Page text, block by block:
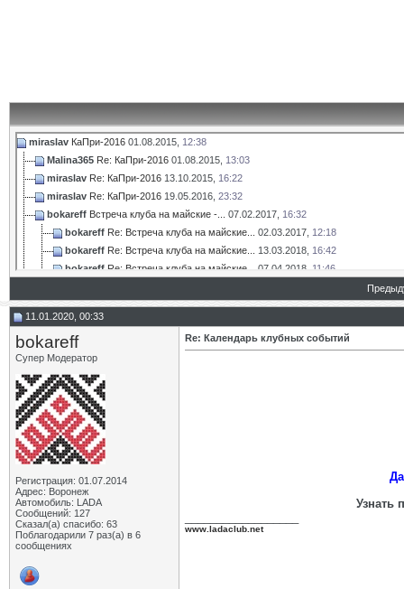
miraslav КаПри-2016 01.08.2015, 12:38
Malina365 Re: КаПри-2016 01.08.2015, 13:03
miraslav Re: КаПри-2016 13.10.2015, 16:22
miraslav Re: КаПри-2016 19.05.2016, 23:32
bokareff Встреча клуба на майские -... 07.02.2017, 16:32
bokareff Re: Встреча клуба на майские... 02.03.2017, 12:18
bokareff Re: Встреча клуба на майские... 13.03.2018, 16:42
bokareff Re: Встреча клуба на майские... 07.04.2018, 11:46
bokareff Календарь клубных событий14.06.2019,15:57
bokareff Re: Календарь клубных событий
11.01.2020, 00:33
bokareff
Супер Модератор
Регистрация: 01.07.2014
Адрес: Воронеж
Автомобиль: LADA
Сообщений: 127
Сказал(а) спасибо: 63
Поблагодарили 7 раз(а) в 6
сообщениях
Re: Календарь клубных событий
Узнать
www.ladaclub.net